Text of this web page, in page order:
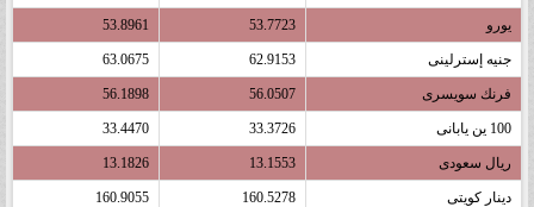
يورو 53.7723
53.8961
جنيه إسترلينى 62.9153
63.0675
فرنك سويسرى 56.0507
56.1898
100 ين يابانى 33.3726
33.4470
ريال سعودى 13.1553
13.1826
دينار كويتى 160.5278
160.9055